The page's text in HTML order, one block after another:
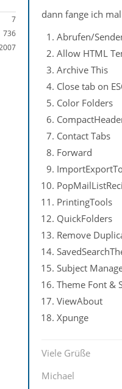
7
736
dann fange ich
Abrufen/
Allow HTML
Archive This
Close tab on
Color Folders
Contact Tabs
Forward
PrintingTools
QuickFolders
Remove
Subject
Theme Font &
ViewAbout
Xpunge
Viele Grüße
Michael